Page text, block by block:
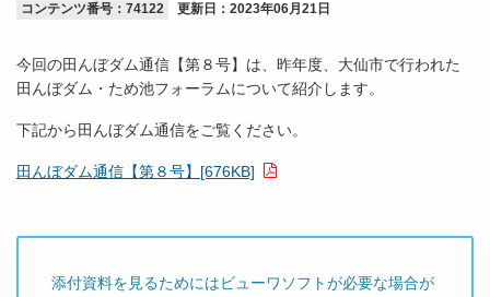
コンテンツ番号：74122 更新日： 2023年06月21日
今回の田んぼダム通信【第８号】は、昨年度、大仙市で行われた
田んぼダム・ため池フォーラムについて紹介します。
下記から田んぼダム通信をご覧ください。
田んぼダム通信【第８号】[676KB]
添付資料を見るためにはビューワソフトが必要な場合が